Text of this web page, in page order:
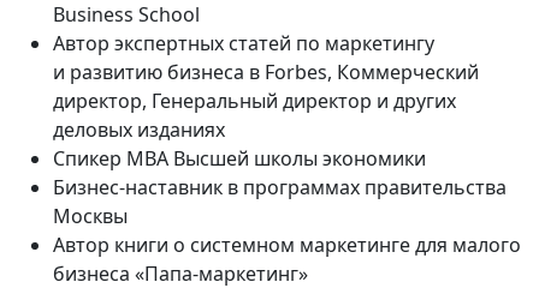
Business School
Автор экспертных статей по маркетингу
и развитию бизнеса в Forbes, Коммерческий
директор, Генеральный директор и других
деловых изданиях
Спикер MBA Высшей школы экономики
Бизнес-наставник в программах правительства
Москвы
Автор книги о системном маркетинге для малого
бизнеса «Папа-маркетинг»